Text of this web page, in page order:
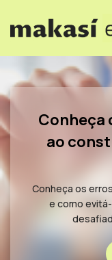
Conheça
ao
Conheça os
e como